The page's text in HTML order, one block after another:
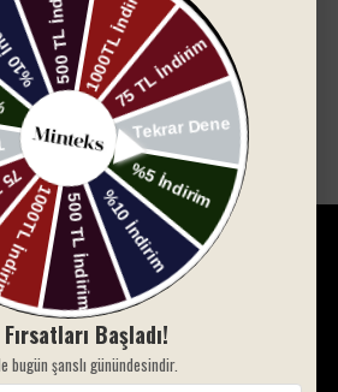
-
Alvora Bloom Askılı Bluz -
Yeşil
₺ 850.00
küçük bir dükkânda başlayan
metrekare açık ve 8.500 metrekare
tanınan bir marka olarak sürdürüyor.
yenilikçi misyonuyla ev tekstili
hedeflemektedir.
Başladı!
bugün şanslı günündesindir.